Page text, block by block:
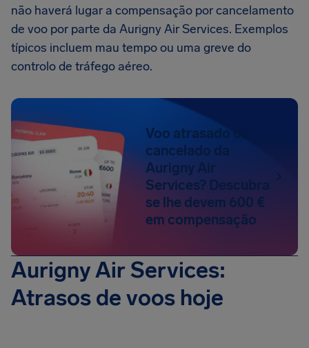
não haverá lugar a compensação por cancelamento
de voo por parte da Aurigny Air Services. Exemplos
típicos incluem mau tempo ou uma greve do
controlo de tráfego aéreo.
Voo atrasado ou
cancelado da
Aurigny Air
Services? Descubra
se lhe devem 600 €
em compensação
Aurigny Air Services:
Atrasos de voos hoje